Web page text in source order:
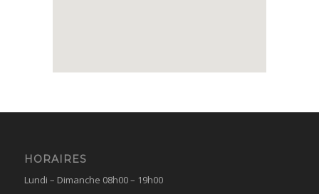
HORAIRES
Lundi – Dimanche 08h00 – 19h00